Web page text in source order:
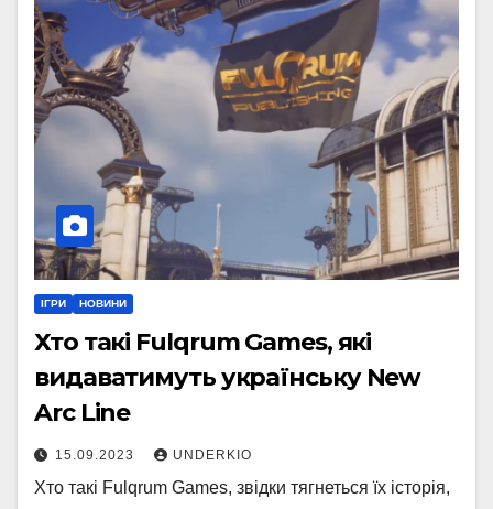
ІГРИ НОВИНИ
Хто такі Fulqrum Games, які
видаватимуть українську New
Arc Line
15.09.2023 UNDERKIO
Хто такі Fulqrum Games, звідки тягнеться їх історія,